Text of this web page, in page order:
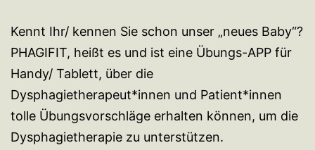
Kennt Ihr/ kennen Sie schon unser „neues Baby“?
PHAGIFIT, heißt es und ist eine Übungs-APP für
Handy/ Tablett, über die
Dysphagietherapeut*innen und Patient*innen
tolle Übungsvorschläge erhalten können, um die
Dysphagietherapie zu unterstützen.